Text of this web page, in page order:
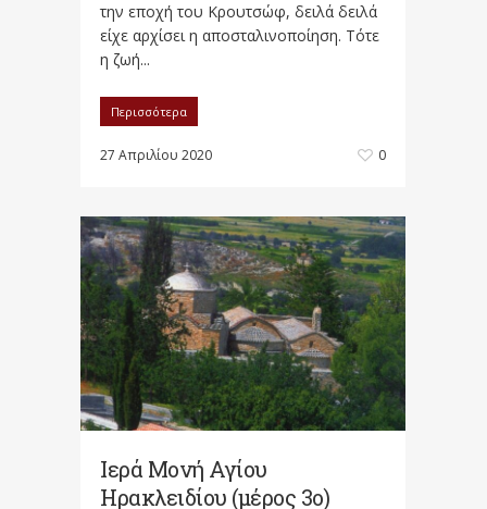
την εποχή του Κρουτσώφ, δειλά δειλά
είχε αρχίσει η αποσταλινοποίηση. Τότε
η ζωή...
Περισσότερα
27 Απριλίου 2020 0
Ιερά Μονή Αγίου
Ηρακλειδίου (μέρος 3ο)